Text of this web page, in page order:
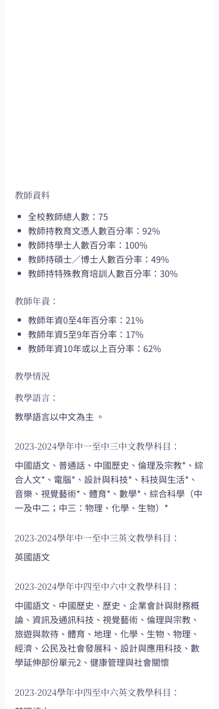
教師資料
全校教師總人數：75
教師持教育文憑人數百分率：92%
教師持學士人數百分率：100%
教師持碩士／博士人數百分率：49%
教師持特殊教育培訓人數百分率：30%
教師年資：
教師年資0至4年百分率：21%
教師年資5至9年百分率：17%
教師年資10年或以上百分率：62%
教學情況
教學語言：
教學語言以中文為主 。
2023-2024學年中一至中三中文教學科目：
中國語文、普通話、中國歷史、倫理及宗教*、綜
合人文*、電腦*、設計與科技*、科技與生活*、
音樂、視覺藝術*、體育*、數學*、綜合科學（中
一及中二；中三：物理、化學、生物）*
2023-2024學年中一至中三英文教學科目：
英國語文
2023-2024學年中四至中六中文教學科目：
中國語文、中國歷史、歷史、企業會計與財務概
論、資訊及通訊科技、視覺藝術、倫理與宗教、
旅遊與款待、體育、地理、化學、生物、物理、
經濟、公民及社會發展科、設計與應用科技、數
學延伸部份單元2、健康管理與社會關懷
2023-2024學年中四至中六英文教學科目：